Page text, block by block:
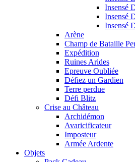
Insensé
Insensé
Insensé
Arène
Champ de Bataille
Expédition
Ruines Arides
Epreuve Oubliée
Défiez un Gardien
Terre perdue
Défi Blitz
Crise au Château
Archidémon
Avaricificateur
Imposteur
Armée Ardente
Objets